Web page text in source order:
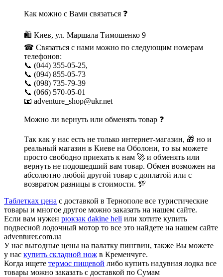
Как можно с Вами связаться ❓
🛍 Киев, ул. Маршала Тимошенко 9
☎ Связаться с нами можно по следующим номерам
телефонов:
📞 (044) 355-05-25,
📞 (094) 855-05-73
📞 (098) 735-79-39
📞 (066) 570-05-01
📧 adventure_shop@ukr.net
Можно ли вернуть или обменять товар ❓
Так как у нас есть не только интернет-магазин, 🎁 но и
реальный магазин в Киеве на Оболони, то вы можете
просто свободно приехать к нам 🚀 и обменять или
вернуть не подошедший вам товар. Обмен возможен на
абсолютно любой другой товар с доплатой или с
возвратом разницы в стоимости. 💯
Таблетках цена с доставкой в Тернополе все туристические
товары и многое другое можно заказать на нашем сайте.
Если вам нужен рюкзак dakine heli или хотите купить
подвесной лодочный мотор то все это найдете на нашем сайте
adventurer.com.ua
У нас выгодные цены на палатку пингвин, также Вы можете
у нас купить складной нож в Кременчуге.
Когда ищете термос пищевой либо купить надувная лодка все
товары можно заказать с доставкой по Сумам